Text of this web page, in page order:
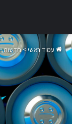
עמוד ראשי>חדשות